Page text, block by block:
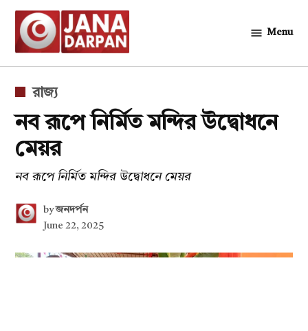
Skip
content
Menu
POSTED
রাজ্য
নব রূপে নির্মিত মন্দির উদ্বোধনে
মেয়র
নব রূপে নির্মিত মন্দির উদ্বোধনে মেয়র
by জনদর্পন
June 22, 2025